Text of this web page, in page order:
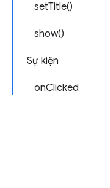
setTitle()
show()
Sự kiện
onClicked